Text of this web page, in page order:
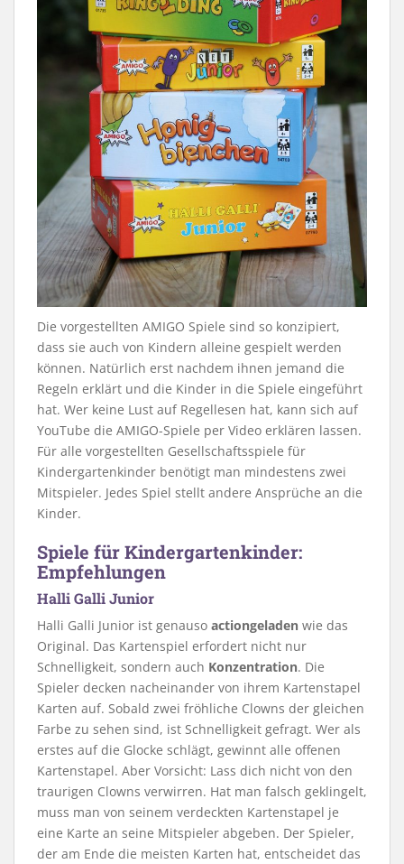
Die vorgestellten AMIGO Spiele sind so konzipiert,
dass sie auch von Kindern alleine gespielt werden
können. Natürlich erst nachdem ihnen jemand die
Regeln erklärt und die Kinder in die Spiele eingeführt
hat. Wer keine Lust auf Regellesen hat, kann sich auf
YouTube die AMIGO-Spiele per Video erklären lassen.
Für alle vorgestellten Gesellschaftsspiele für
Kindergartenkinder benötigt man mindestens zwei
Mitspieler. Jedes Spiel stellt andere Ansprüche an die
Kinder.
Spiele für Kindergartenkinder:
Empfehlungen
Halli Galli Junior
Halli Galli Junior ist genauso actiongeladen wie das
Original. Das Kartenspiel erfordert nicht nur
Schnelligkeit, sondern auch Konzentration. Die
Spieler decken nacheinander von ihrem Kartenstapel
Karten auf. Sobald zwei fröhliche Clowns der gleichen
Farbe zu sehen sind, ist Schnelligkeit gefragt. Wer als
erstes auf die Glocke schlägt, gewinnt alle offenen
Kartenstapel. Aber Vorsicht: Lass dich nicht von den
traurigen Clowns verwirren. Hat man falsch geklingelt,
muss man von seinem verdeckten Kartenstapel je
eine Karte an seine Mitspieler abgeben. Der Spieler,
der am Ende die meisten Karten hat, entscheidet das